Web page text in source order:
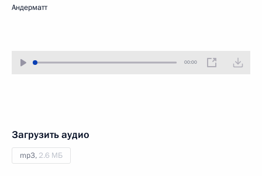
Андерматт
00:00
Загрузить аудио
mp3, 2.6 МБ